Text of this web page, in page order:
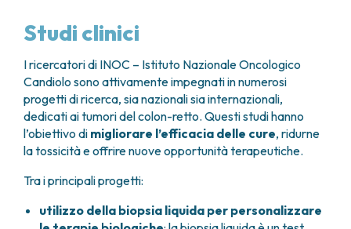
sorveglianza.
Studi clinici
I ricercatori di INOC – Istituto Nazionale Oncologico
Candiolo sono attivamente impegnati in numerosi
progetti di ricerca, sia nazionali sia internazionali,
dedicati ai tumori del colon-retto. Questi studi hanno
l’obiettivo di migliorare l’efficacia delle cure, ridurne
la tossicità e offrire nuove opportunità terapeutiche.
Tra i principali progetti:
utilizzo della biopsia liquida per personalizzare